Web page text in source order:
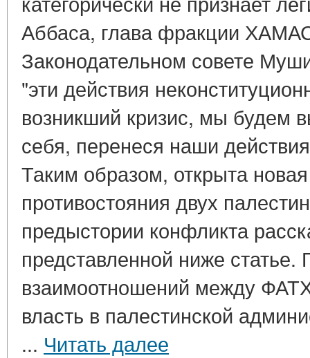
Аббаса, глава фракции
Законодательном совете
"эти действия
возникший кризис, мы будем
себя, перенеся наши
Таким образом, открыта
противостояния двух
предыстории конфликта
представленной ниже
взаимоотношений между
власть в палестинской
... Читать далее